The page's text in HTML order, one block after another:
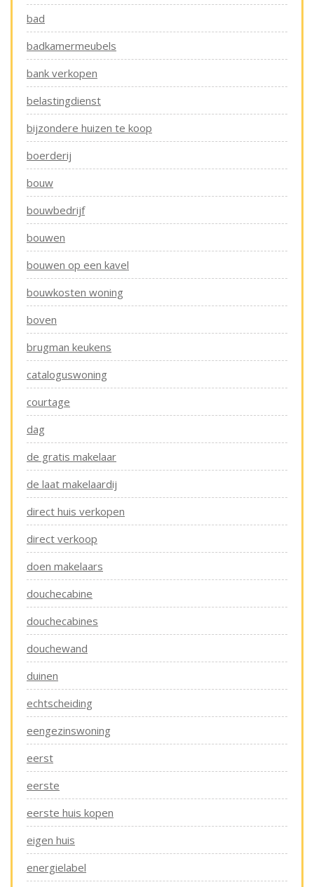
bad
badkamermeubels
bank verkopen
belastingdienst
bijzondere huizen te koop
boerderij
bouw
bouwbedrijf
bouwen
bouwen op een kavel
bouwkosten woning
boven
brugman keukens
cataloguswoning
courtage
dag
de gratis makelaar
de laat makelaardij
direct huis verkopen
direct verkoop
doen makelaars
douchecabine
douchecabines
douchewand
duinen
echtscheiding
eengezinswoning
eerst
eerste
eerste huis kopen
eigen huis
energielabel